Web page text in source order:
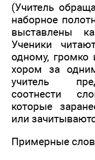
(Учитель
наборное
выставлены
Ученики
одному,
хором за
учитель
соотнести
которые
или
Примерные